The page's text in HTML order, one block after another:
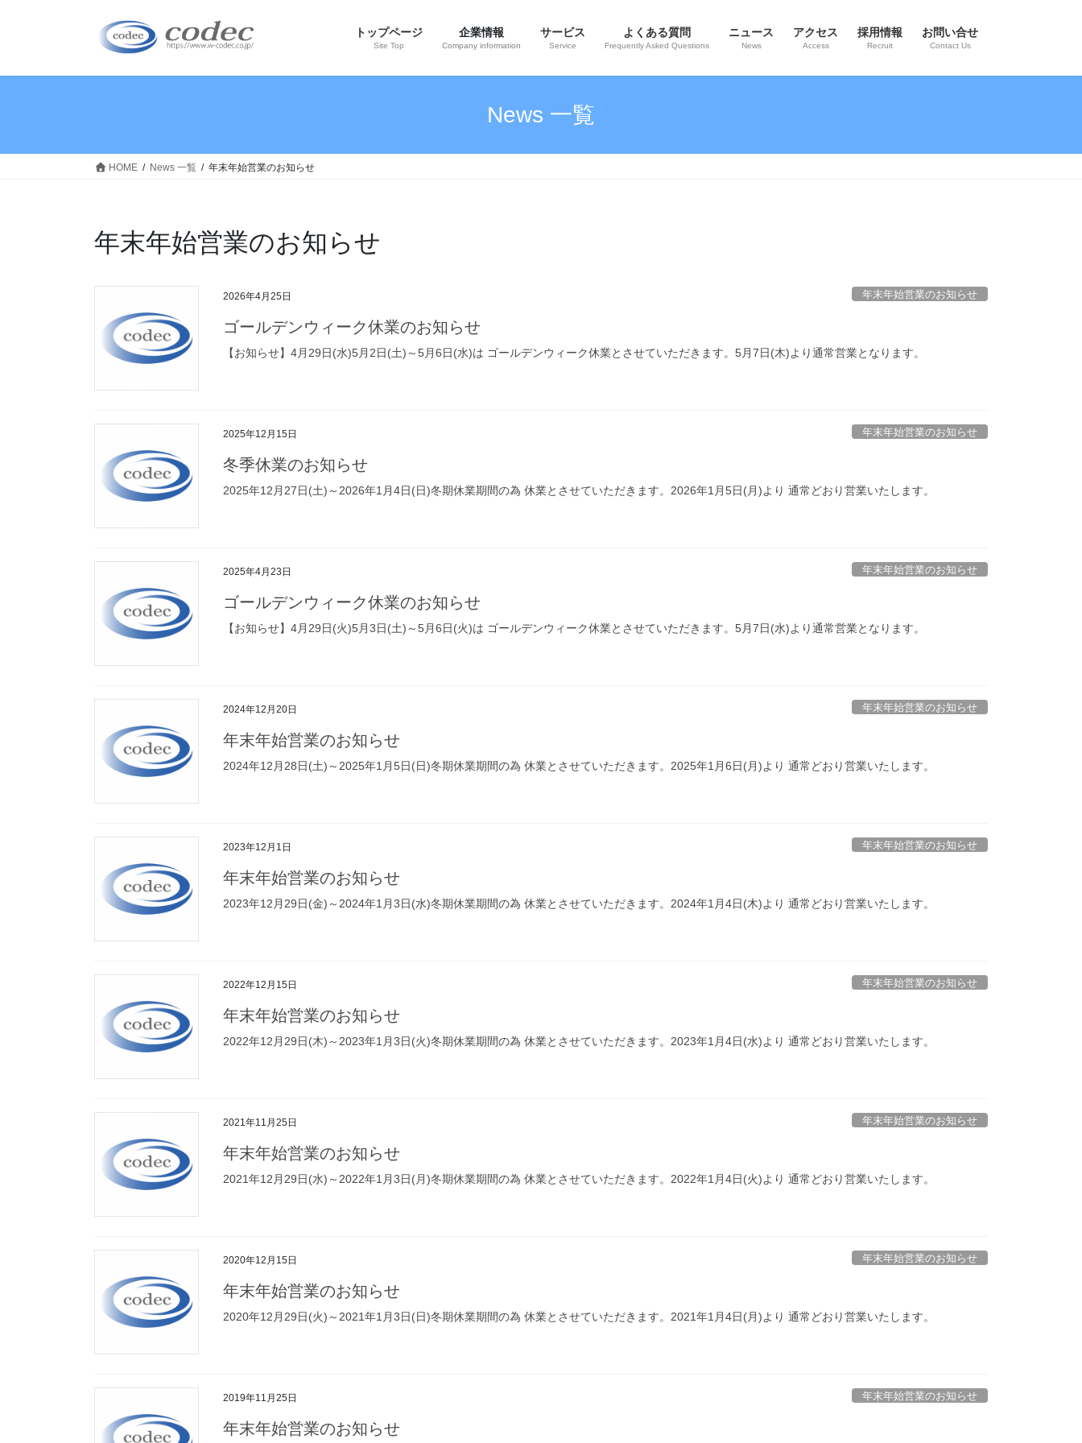
トップページ
Site Top
企業情報
Company information
サービス
Service
よくある質問
Frequently Asked Questions
ニュース
News
アクセス
Access
採用情報
Recruit
お問い合せ
Contact Us
News 一覧
HOME News 一覧 年末年始営業のお知らせ
年末年始営業のお知らせ
2026年4月25日 年末年始営業のお知らせ
ゴールデンウィーク休業のお知らせ
【お知らせ】4月29日(水)5月2日(土)～5月6日(水)は ゴールデンウィーク休業とさせていただきます。5月7日(木)より通常営業となります。
2025年12月15日 年末年始営業のお知らせ
冬季休業のお知らせ
2025年12月27日(土)～2026年1月4日(日)冬期休業期間の為 休業とさせていただきます。2026年1月5日(月)より 通常どおり営業いたします。
2025年4月23日 年末年始営業のお知らせ
ゴールデンウィーク休業のお知らせ
【お知らせ】4月29日(火)5月3日(土)～5月6日(火)は ゴールデンウィーク休業とさせていただきます。5月7日(水)より通常営業となります。
2024年12月20日 年末年始営業のお知らせ
年末年始営業のお知らせ
2024年12月28日(土)～2025年1月5日(日)冬期休業期間の為 休業とさせていただきます。2025年1月6日(月)より 通常どおり営業いたします。
2023年12月1日 年末年始営業のお知らせ
年末年始営業のお知らせ
2023年12月29日(金)～2024年1月3日(水)冬期休業期間の為 休業とさせていただきます。2024年1月4日(木)より 通常どおり営業いたします。
2022年12月15日 年末年始営業のお知らせ
年末年始営業のお知らせ
2022年12月29日(木)～2023年1月3日(火)冬期休業期間の為 休業とさせていただきます。2023年1月4日(水)より 通常どおり営業いたします。
2021年11月25日 年末年始営業のお知らせ
年末年始営業のお知らせ
2021年12月29日(水)～2022年1月3日(月)冬期休業期間の為 休業とさせていただきます。2022年1月4日(火)より 通常どおり営業いたします。
2020年12月15日 年末年始営業のお知らせ
年末年始営業のお知らせ
2020年12月29日(火)～2021年1月3日(日)冬期休業期間の為 休業とさせていただきます。2021年1月4日(月)より 通常どおり営業いたします。
2019年11月25日 年末年始営業のお知らせ
年末年始営業のお知らせ